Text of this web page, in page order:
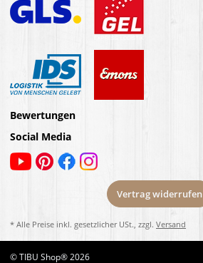
Bewertungen
Social Media
Vertrag widerrufen
* Alle Preise inkl. gesetzlicher USt., zzgl. Versand
© TIBU Shop® 2026